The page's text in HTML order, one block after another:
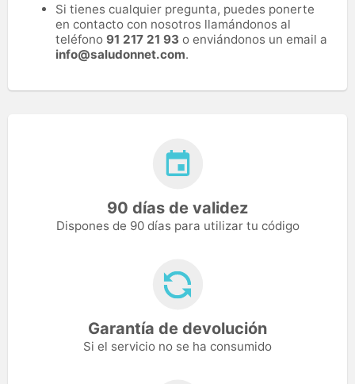
Si tienes cualquier pregunta, puedes ponerte
en contacto con nosotros llamándonos al
teléfono 91 217 21 93 o enviándonos un email a
info@saludonnet.com.
90 días de validez
Dispones de 90 días para utilizar tu código
Garantía de devolución
Si el servicio no se ha consumido